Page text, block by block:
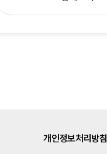
개인정보처리방침